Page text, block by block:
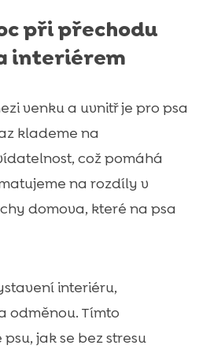
při přechodu
interiérem
venku a uvnitř je pro psa
klademe na
což pomáhá
na rozdíly v
domova, které na psa
interiéru,
odměnou. Tímto
jak se bez stresu